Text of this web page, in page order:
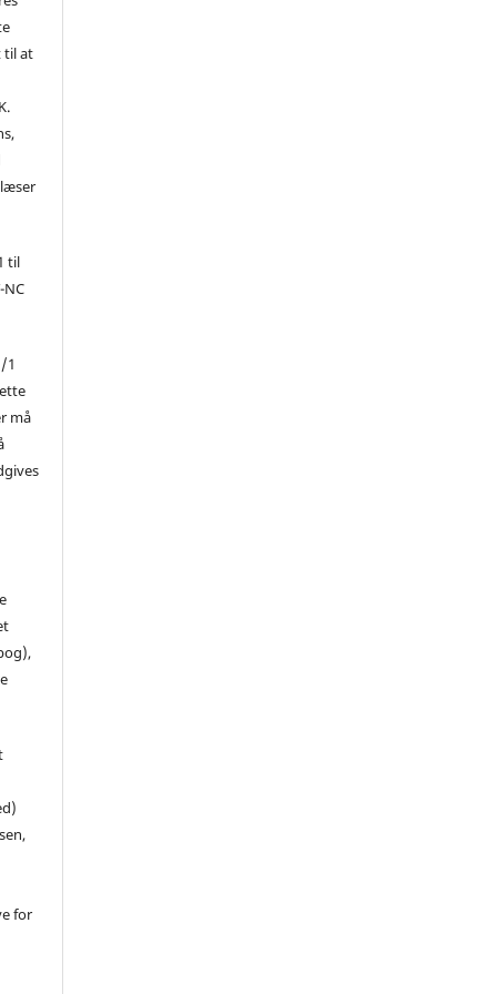
til at
til
NC
1
må
for